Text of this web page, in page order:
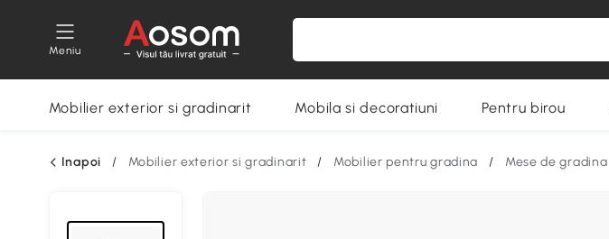
Meniu
Mobilier exterior si gradinarit Mobila si decoratiuni Pentru birou
Inapoi / Mobilier exterior si gradinarit / Mobilier pentru gradina / Mese de gradina